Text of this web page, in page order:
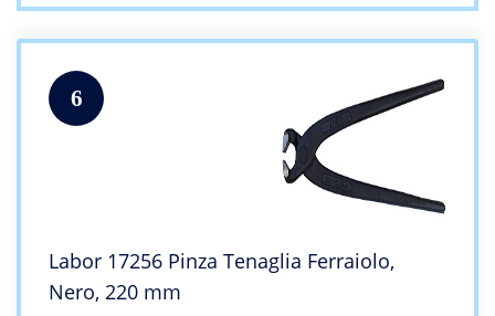
6
Labor 17256 Pinza Tenaglia Ferraiolo,
Nero, 220 mm